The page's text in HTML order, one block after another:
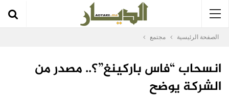
الصفحة الرئيسية مجتمع
انسحاب “فاس باركينغ”؟.. مصدر من
الشركة يوضح